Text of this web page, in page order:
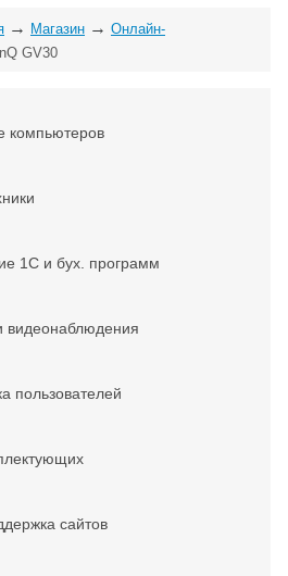
→ Магазин → Онлайн-
GV30
компьютеров
1С и бух. программ
пользователей
сайтов